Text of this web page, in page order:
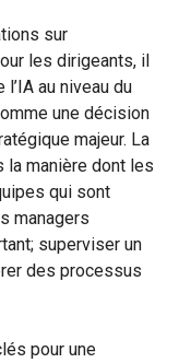
sur
les dirigeants, il
au niveau du
une décision
majeur. La
la manière dont les
qui sont
managers
superviser un
des processus
pour une